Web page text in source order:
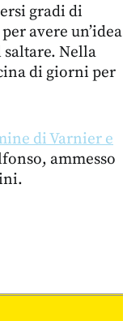
gradi di
avere un’idea
Nella
di giorni per
di Varnier e
ammesso